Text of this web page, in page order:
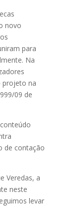
novo
para
Na
projeto na
09 de
de contação
Veredas, a
neste
levar